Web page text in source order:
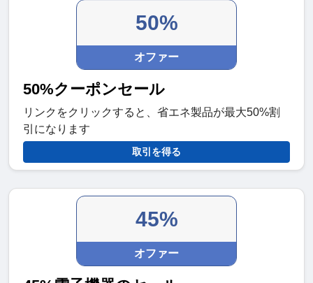
50%
オファー
50%クーポンセール
リンクをクリックすると、省エネ製品が最大50%割
引になります
取引を得る
45%
オファー